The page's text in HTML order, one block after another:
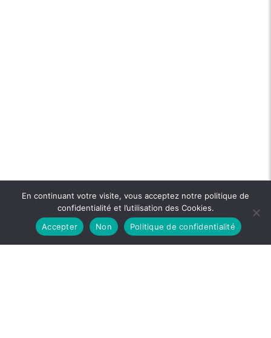
En continuant votre visite, vous acceptez notre politique de
confidentialité et l’utilisation des Cookies.
Accepter
Non Politique de confidentialité